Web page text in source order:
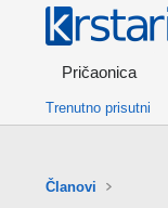
Pričaonica
Trenutno prisutni
Članovi